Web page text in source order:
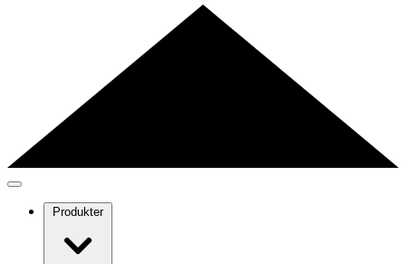
Produkter